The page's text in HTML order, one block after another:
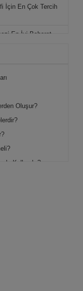
İçin En Çok Tercih
En İyi Baharat
Oluşur?
Kullanılır?